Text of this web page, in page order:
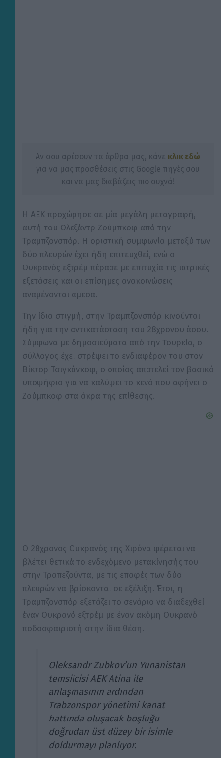
Αν σου αρέσουν τα άρθρα μας, κάνε κλικ εδώ
για να μας προσθέσεις στις Google πηγές σου
και να μας διαβάζεις πιο συχνά!
Η ΑΕΚ προχώρησε σε μία μεγάλη μεταγραφή,
αυτή του Ολεξάντρ Ζούμπκοφ από την
Τραμπζονσπόρ. Η οριστική συμφωνία μεταξύ των
δύο πλευρών έχει ήδη επιτευχθεί, ενώ ο
Ουκρανός εξτρέμ πέρασε με επιτυχία τις ιατρικές
εξετάσεις και οι επίσημες ανακοινώσεις
αναμένονται άμεσα.
Την ίδια στιγμή, στην Τραμπζονσπόρ κινούνται
ήδη για την αντικατάσταση του 28χρονου άσου.
Σύμφωνα με δημοσιεύματα από την Τουρκία, ο
σύλλογος έχει στρέψει το ενδιαφέρον του στον
Βίκτορ Τσιγκάνκοφ, ο οποίος αποτελεί τον βασικό
υποψήφιο για να καλύψει το κενό που αφήνει ο
Ζούμπκοφ στα άκρα της επίθεσης.
Ο 28χρονος Ουκρανός της Χιρόνα φέρεται να
βλέπει θετικά το ενδεχόμενο μετακίνησής του
στην Τραπεζούντα, με τις επαφές των δύο
πλευρών να βρίσκονται σε εξέλιξη. Έτσι, η
Τραμπζονσπόρ εξετάζει το σενάριο να διαδεχθεί
έναν Ουκρανό εξτρέμ με έναν ακόμη Ουκρανό
ποδοσφαιριστή στην ίδια θέση.
Oleksandr Zubkov’un Yunanistan
temsilcisi AEK Atina ile
anlaşmasının ardından
Trabzonspor yönetimi kanat
hattında oluşacak boşluğu
doğrudan üst düzey bir isimle
doldurmayı planlıyor.